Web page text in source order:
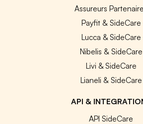
Assureurs
Payfit & SideCare
Lucca & SideCare
Nibelis & SideCare
Livi & SideCare
Lianeli & SideCare
API &
API SideCare